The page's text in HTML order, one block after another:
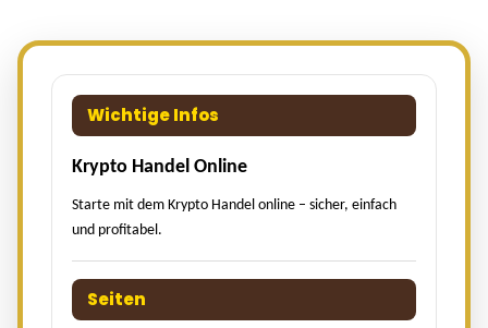
Wichtige Infos
Krypto Handel Online
Starte mit dem Krypto Handel online – sicher, einfach
und profitabel.
Seiten